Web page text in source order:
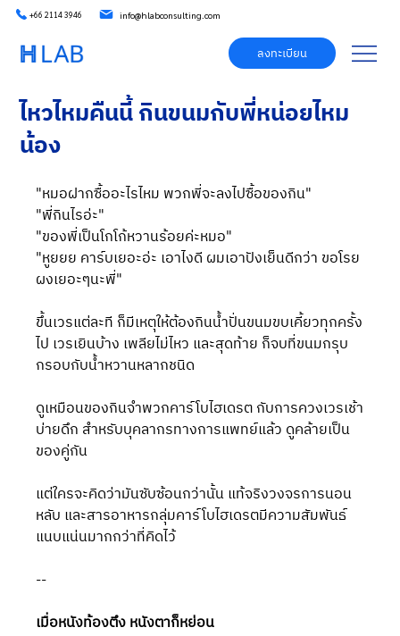
+66 2114 3946 info@hlabconsulting.com
ลงทะเบียน
ไหวไหมคืนนี้ กินขนมกับพี่หน่อยไหม
น้อง
"หมอฝากซื้ออะไรไหม พวกพี่จะลงไปซื้อของกิน"
"พี่กินไรอ่ะ"
"ของพี่เป็นโกโก้หวานร้อยค่ะหมอ"
"หูยยย คาร์บเยอะอ่ะ เอาไงดี ผมเอาปังเย็นดีกว่า ขอโรย
ผงเยอะๆนะพี่"
ขึ้นเวรแต่ละที ก็มีเหตุให้ต้องกินน้ำปั่นขนมขบเคี้ยวทุกครั้ง
ไป เวรเยินบ้าง เพลียไม่ไหว และสุดท้าย ก็จบที่ขนมกรุบ
กรอบกับน้ำหวานหลากชนิด
ดูเหมือนของกินจำพวกคาร์โบไฮเดรต กับการควงเวรเช้า
บ่ายดึก สำหรับบุคลากรทางการแพทย์แล้ว ดูคล้ายเป็น
ของคู่กัน
แต่ใครจะคิดว่ามันซับซ้อนกว่านั้น แท้จริงวงจรการนอน
หลับ และสารอาหารกลุ่มคาร์โบไฮเดรตมีความสัมพันธ์
แนบแน่นมากกว่าที่คิดไว้
--
เมื่อหนังท้องตึง หนังตาก็หย่อน